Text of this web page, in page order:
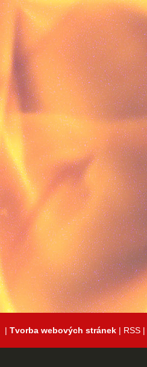
| Tvorba webových stránek | RSS |